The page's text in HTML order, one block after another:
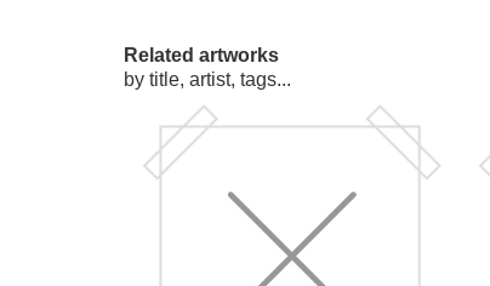
Related artworks
by title, artist, tags...